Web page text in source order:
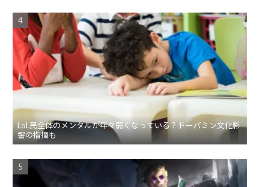
LoL民全体のメンタルが年々弱くなっている？ドーパミン文化影
響の指摘も